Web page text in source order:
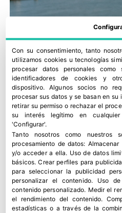
Con su consentimiento, tanto
utilizamos cookies u tecnologías
procesar datos personales
identificadores de cookies y
dispositivo. Algunos socios no
procesar sus datos y se basan en
retirar su permiso o rechazar el
su interés legítimo en
'Configurar'.
Tanto nosotros como nuestros
procesamiento de datos:
y/o acceder a ella. Uso de datos
básicos.Crear perfiles para
para seleccionar la publicidad
personalizar el contenido. Uso
contenido personalizado. Medir el
el rendimiento del contenido.
estadísticas o a través de la